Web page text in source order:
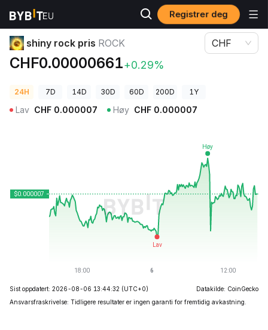
Registrer deg
Kryptopriser
shiny rock pris ROCK
CHF0.00000661+0.29%
CHF
24H 7D 14D 30D 60D 200D 1Y
Lav CHF 0.000007 Høy CHF 0.000007
Sist oppdatert: 2026-08-06 13:44:32 (UTC+0)
Datakilde: CoinGecko
Ansvarsfraskrivelse: Tidligere resultater er ingen garanti for fremtidig avkastning.